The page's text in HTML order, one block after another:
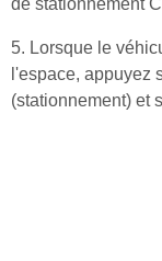
5. Lorsque le
l'espace, appuyez
(stationnement) et